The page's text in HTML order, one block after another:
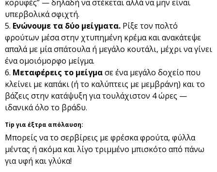
κορυφές” — δηλαδή να στέκεται αλλά να μην είναι
υπερβολικά σφιχτή.
Ενώνουμε τα δύο μείγματα. Ρίξε τον πολτό
φρούτων μέσα στην χτυπημένη κρέμα και ανακάτεψε
απαλά με μία σπάτουλα ή μεγάλο κουτάλι, μέχρι να γίνει
ένα ομοιόμορφο μείγμα.
Μεταφέρεις το μείγμασε ένα μεγάλο δοχείο που
κλείνει με καπάκι (ή το καλύπτεις με μεμβράνη) και το
βάζεις στην κατάψυξη για τουλάχιστον 4 ώρες —
ιδανικά όλο το βράδυ.
Tip για έξτρα απόλαυση:
Μπορείς να το σερβίρεις με φρέσκα φρούτα, φύλλα
μέντας ή ακόμα και λίγο τριμμένο μπισκότο από πάνω
για υφή και γλύκα!